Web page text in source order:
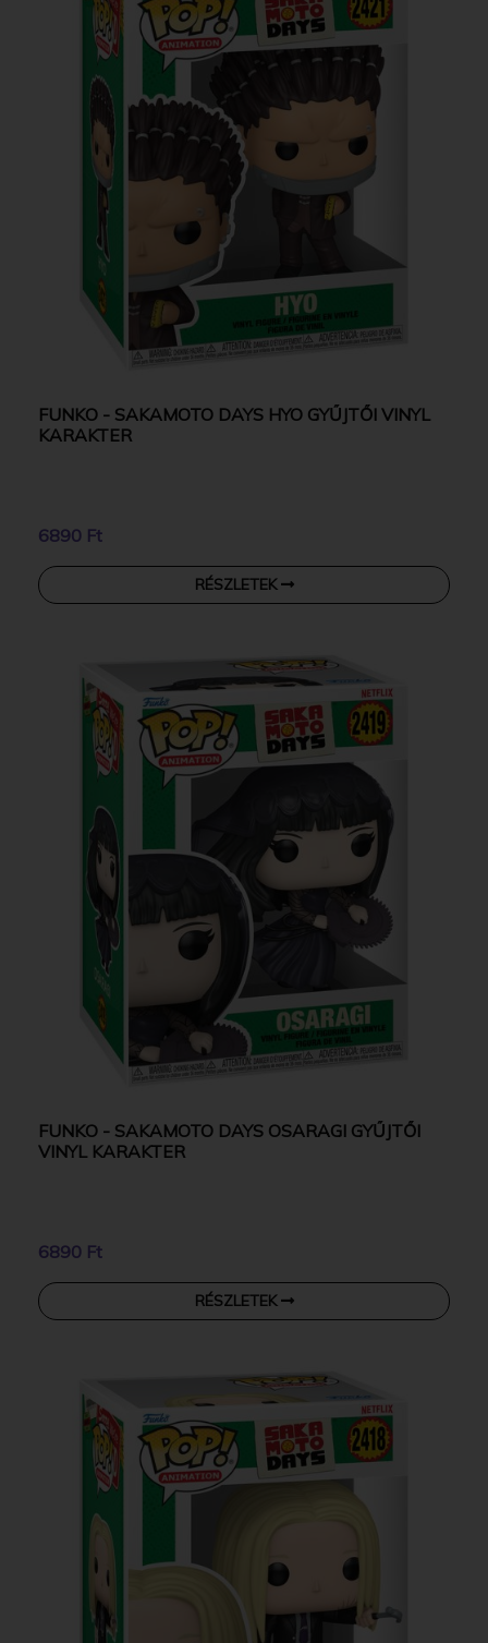
FUNKO - SAKAMOTO DAYS HYO GYŰJTŐI VINYL
KARAKTER
6890 Ft
RÉSZLETEK
FUNKO - SAKAMOTO DAYS OSARAGI GYŰJTŐI
VINYL KARAKTER
6890 Ft
RÉSZLETEK